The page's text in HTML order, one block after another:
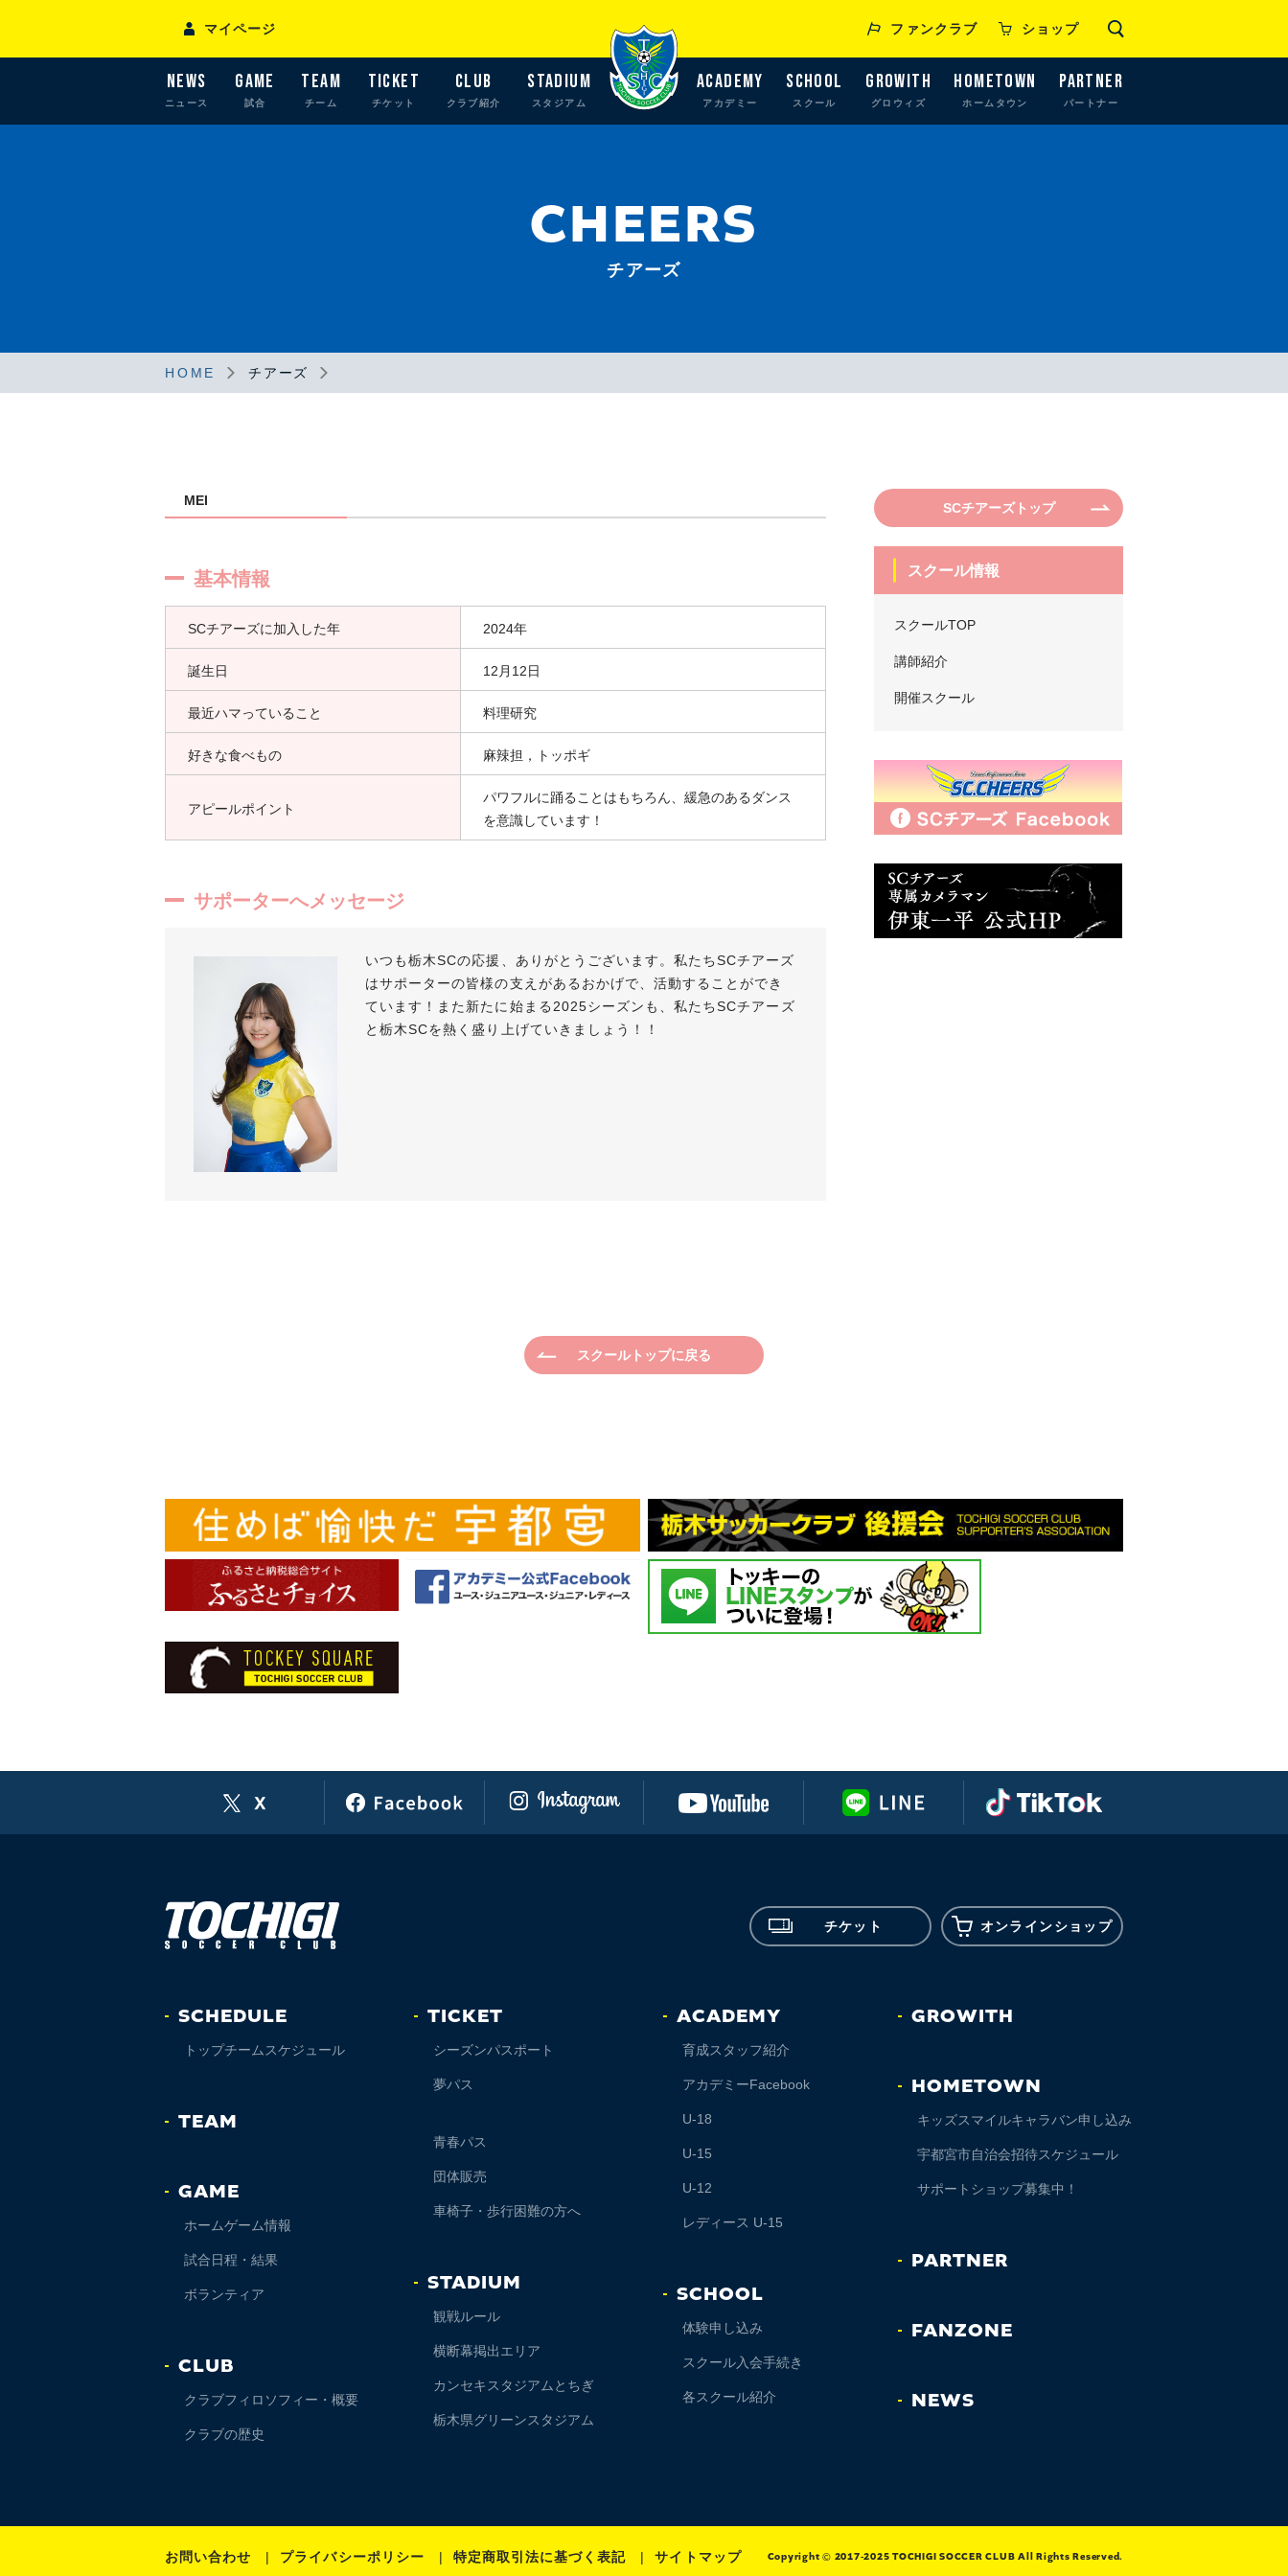
マイページ ファンクラブ ショップ
NEWS
ニュース
GAME
試合
TEAM
チーム
TICKET
チケット
CLUB
クラブ紹介
STADIUM
スタジアム
ACADEMY
アカデミー
SCHOOL
スクール
GROWITH
グロウィズ
HOMETOWN
ホームタウン
PARTNER
パートナー
CHEERS
チアーズ
HOME チアーズ
MEI
基本情報
SCチアーズに加入した年 2024年
誕生日 12月12日
最近ハマっていること 料理研究
好きな食べもの 麻辣担，トッポギ
アピールポイント
パワフルに踊ることはもちろん、緩急のあるダンス
を意識しています！
サポーターへメッセージ
いつも栃木SCの応援、ありがとうございます。私たちSCチアーズ
はサポーターの皆様の支えがあるおかげで、活動することができ
ています！また新たに始まる2025シーズンも、私たちSCチアーズ
と栃木SCを熱く盛り上げていきましょう！！
SCチアーズトップ
スクール情報
スクールTOP
講師紹介
開催スクール
スクールトップに戻る
チケット オンラインショップ
SCHEDULE
トップチームスケジュール
TEAM
GAME
ホームゲーム情報
試合日程・結果
ボランティア
CLUB
クラブフィロソフィー・概要
クラブの歴史
TICKET
シーズンパスポート
夢パス
青春パス
団体販売
車椅子・歩行困難の方へ
STADIUM
観戦ルール
横断幕掲出エリア
カンセキスタジアムとちぎ
栃木県グリーンスタジアム
ACADEMY
育成スタッフ紹介
アカデミーFacebook
U-18
U-15
U-12
レディース U-15
SCHOOL
体験申し込み
スクール入会手続き
各スクール紹介
GROWITH
HOMETOWN
キッズスマイルキャラバン申し込み
宇都宮市自治会招待スケジュール
サポートショップ募集中！
PARTNER
FANZONE
NEWS
お問い合わせ プライバシーポリシー 特定商取引法に基づく表記 サイトマップ Copyright © 2017-2025 TOCHIGI SOCCER CLUB All Rights Reserved.